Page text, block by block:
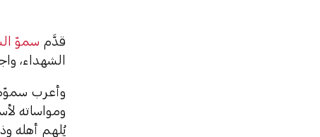
قدَّم سموّ
الشهداء،
وأعرب
ومواساته
يُلهم أهله